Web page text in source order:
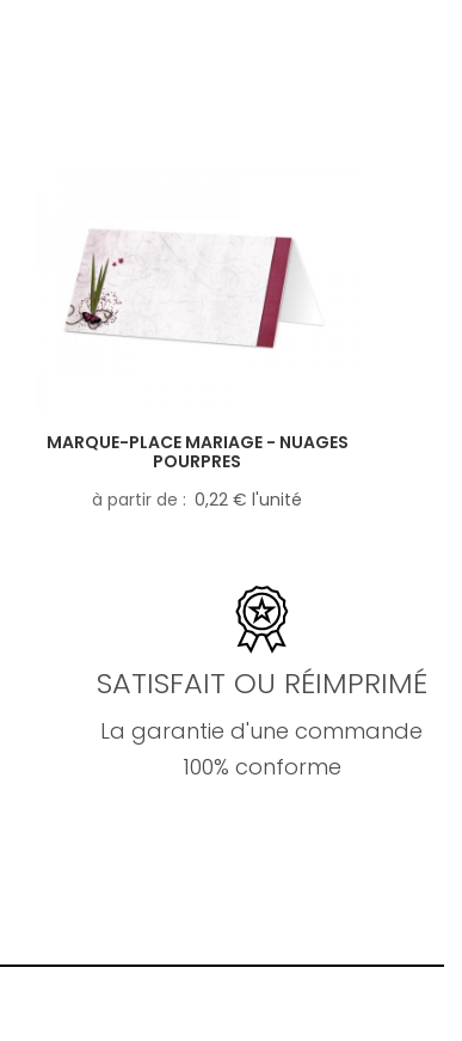
MARQUE-PLACE MARIAGE - NUAGES
POURPRES
à partir de
0,22 € l'unité
SATISFAIT OU RÉIMPRIMÉ
La garantie d'une commande
100% conforme